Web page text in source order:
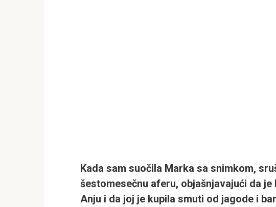
Kada sam suočila Marka sa snimkom,
šestomesečnu aferu, objašnjavajući da je
Anju i da joj je kupila smuti od jagode i